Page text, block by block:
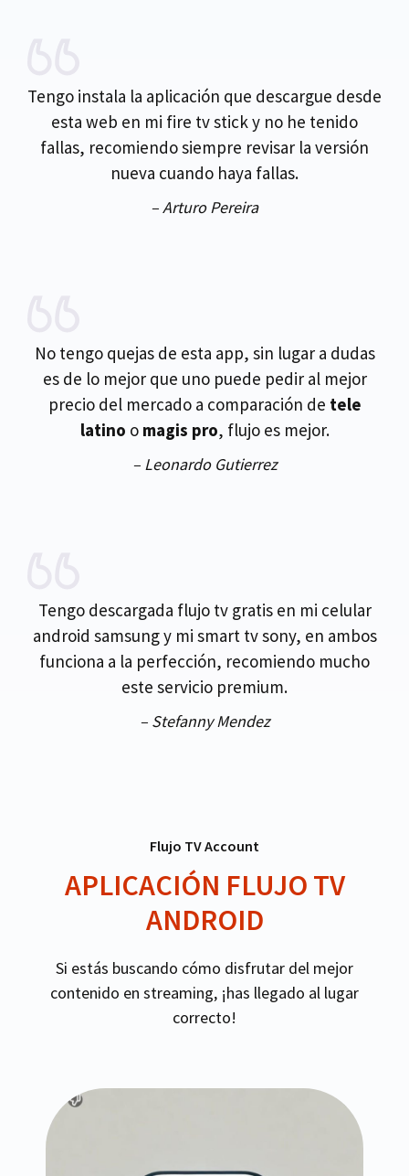
Tengo instala la aplicación que descargue desde
esta web en mi fire tv stick y no he tenido
fallas, recomiendo siempre revisar la versión
nueva cuando haya fallas.
– Arturo Pereira
No tengo quejas de esta app, sin lugar a dudas
es de lo mejor que uno puede pedir al mejor
precio del mercado a comparación de tele
latino omagis pro, flujo es mejor.
– Leonardo Gutierrez
Tengo descargada flujo tv gratis en mi celular
android samsung y mi smart tv sony, en ambos
funciona a la perfección, recomiendo mucho
este servicio premium.
– Stefanny Mendez
Flujo TV Account
APLICACIÓN FLUJO TV
ANDROID
Si estás buscando cómo disfrutar del mejor
contenido en streaming, ¡has llegado al lugar
correcto!